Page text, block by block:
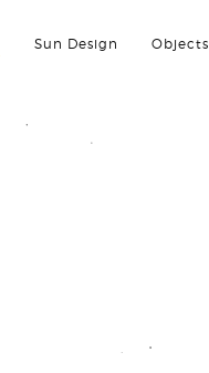
Sun Design Objects